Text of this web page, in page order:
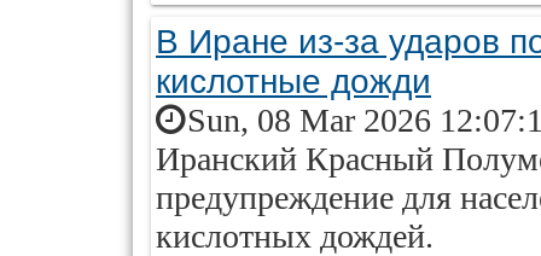
В Иране из-за ударов
кислотные дожди
Sun, 08 Mar 2026
Иранский Красный
предупреждение для
кислотных дождей.